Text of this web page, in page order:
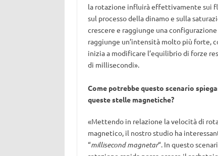
la rotazione influirà effettivamente sui
sul processo della dinamo e sulla
crescere e raggiunge una
raggiunge un’intensità molto più forte,
inizia a modificare l’equilibrio di forze
di millisecondi».
Come potrebbequesto scenario
queste stelle magnetiche?
«Mettendo in relazione la velocità di
magnetico, il nostro studio ha
“millisecond magnetar“. In questo